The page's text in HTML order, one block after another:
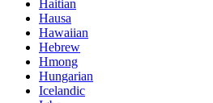
Haitian
Hausa
Hawaiian
Hebrew
Hmong
Hungarian
Icelandic